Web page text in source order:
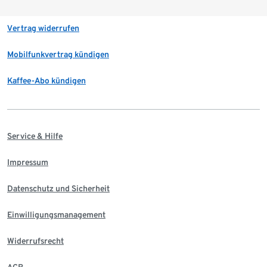
Vertrag widerrufen
Mobilfunkvertrag kündigen
Kaffee-Abo kündigen
Service & Hilfe
Impressum
Datenschutz und Sicherheit
Einwilligungsmanagement
Widerrufsrecht